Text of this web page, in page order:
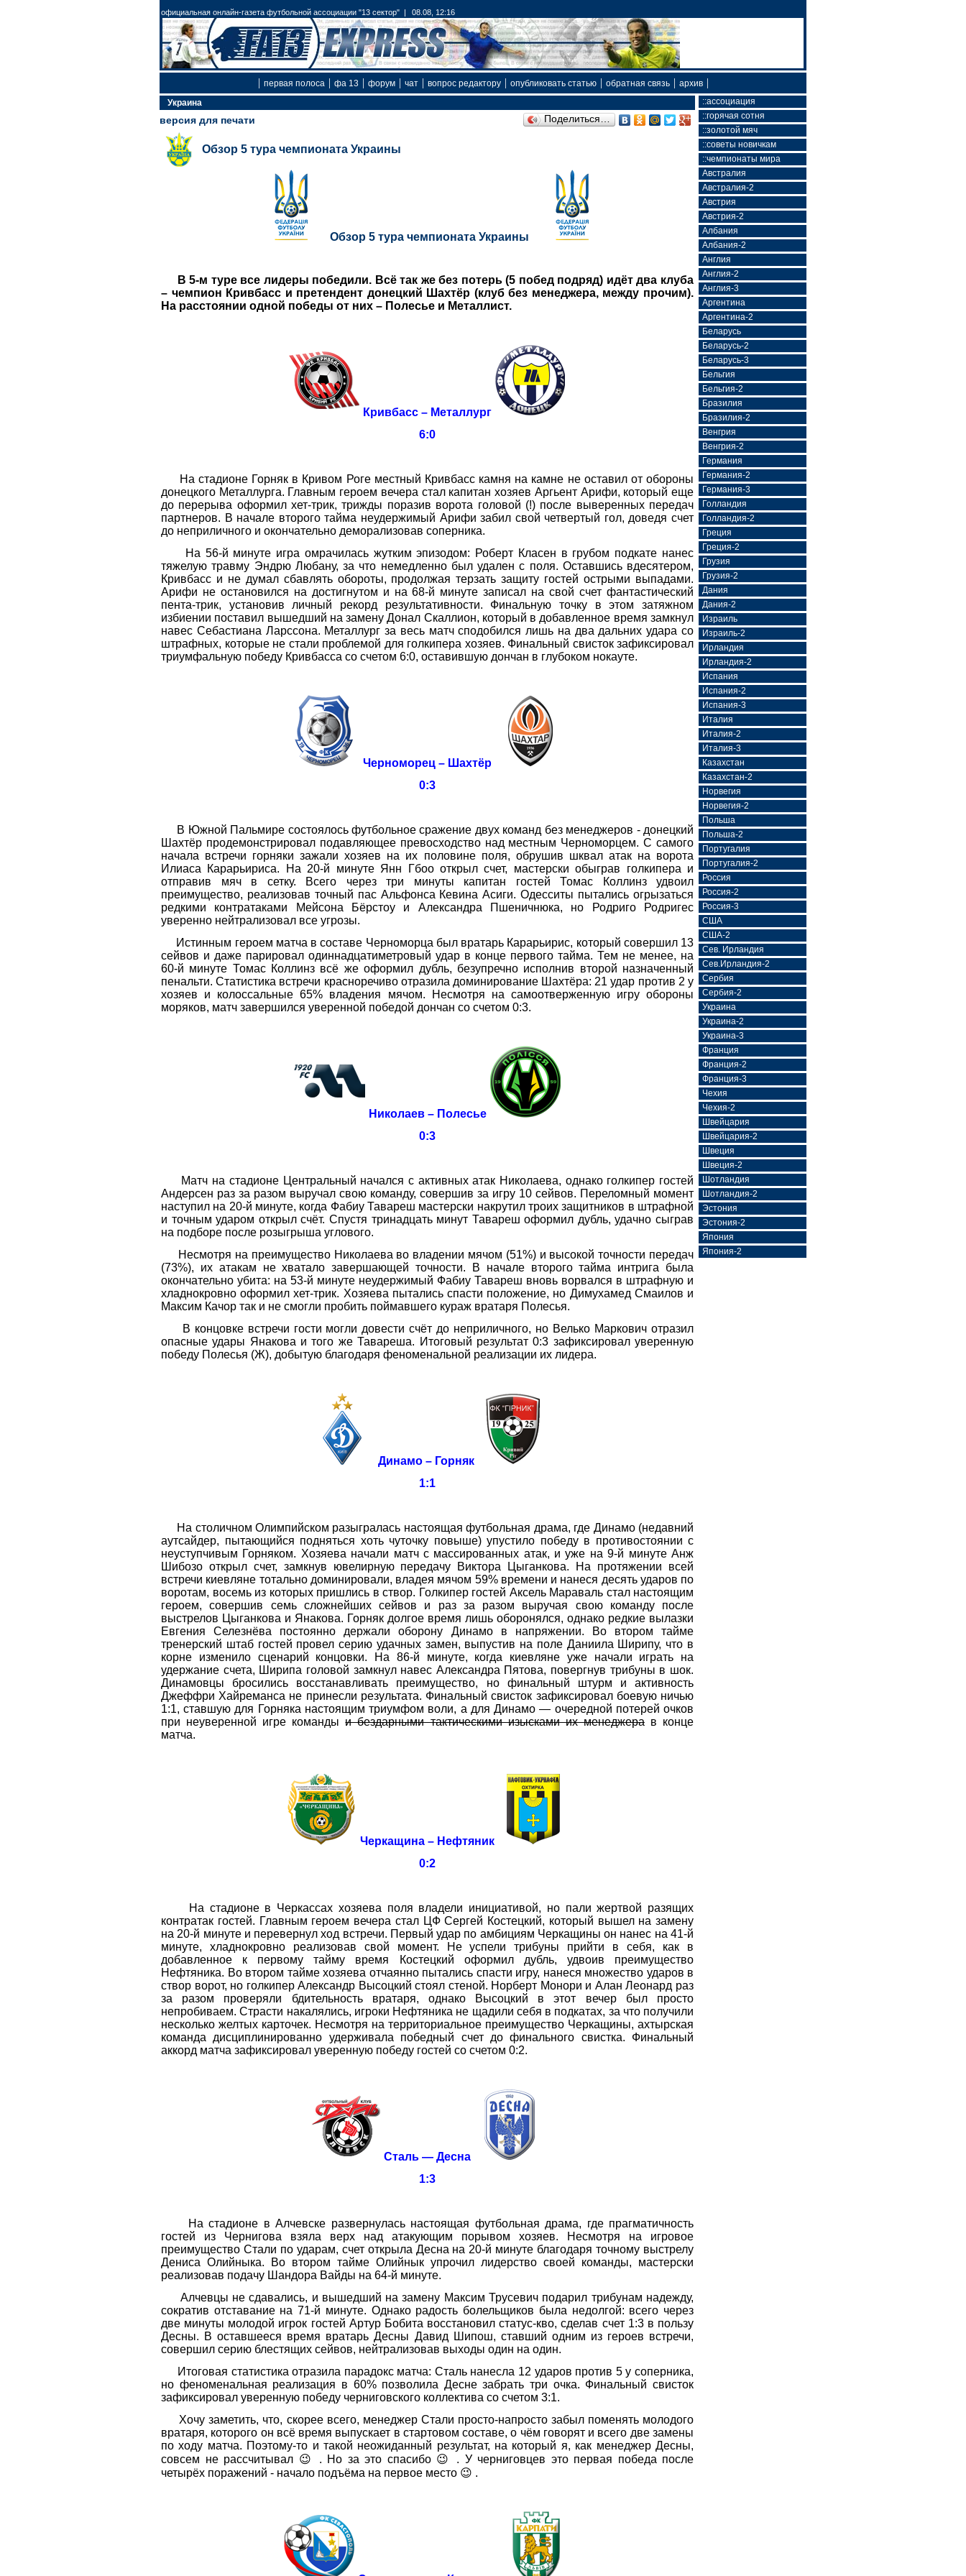
официальная онлайн-газета футбольной ассоциации "13 сектор" | 08.08, 12:16
| первая полоса | фа 13 | форум | чат | вопрос редактору | опубликовать статью | обратная связь | архив |
Украина
версия для печати Поделиться…
Обзор 5 тура чемпионата Украины
Обзор 5 тура чемпионата Украины
В 5-м туре все лидеры победили. Всё так же без потерь (5 побед подряд) идёт два клуба
– чемпион Кривбасс и претендент донецкий Шахтёр (клуб без менеджера, между прочим).
На расстоянии одной победы от них – Полесье и Металлист.
Кривбасс – Металлург
6:0
На стадионе Горняк в Кривом Роге местный Кривбасс камня на камне не оставил от обороны
донецкого Металлурга. Главным героем вечера стал капитан хозяев Аргьент Арифи, который еще
до перерыва оформил хет-трик, трижды поразив ворота головой (!) после выверенных передач
партнеров. В начале второго тайма неудержимый Арифи забил свой четвертый гол, доведя счет
до неприличного и окончательно деморализовав соперника.
На 56-й минуте игра омрачилась жутким эпизодом: Роберт Класен в грубом подкате нанес
тяжелую травму Эндрю Любану, за что немедленно был удален с поля. Оставшись вдесятером,
Кривбасс и не думал сбавлять обороты, продолжая терзать защиту гостей острыми выпадами.
Арифи не остановился на достигнутом и на 68-й минуте записал на свой счет фантастический
пента-трик, установив личный рекорд результативности. Финальную точку в этом затяжном
избиении поставил вышедший на замену Донал Скаллион, который в добавленное время замкнул
навес Себастиана Ларссона. Металлург за весь матч сподобился лишь на два дальних удара со
штрафных, которые не стали проблемой для голкипера хозяев. Финальный свисток зафиксировал
триумфальную победу Кривбасса со счетом 6:0, оставившую дончан в глубоком нокауте.
Черноморец – Шахтёр
0:3
В Южной Пальмире состоялось футбольное сражение двух команд без менеджеров - донецкий
Шахтёр продемонстрировал подавляющее превосходство над местным Черноморцем. С самого
начала встречи горняки зажали хозяев на их половине поля, обрушив шквал атак на ворота
Илиаса Карарьириса. На 20-й минуте Янн Гбоо открыл счет, мастерски обыграв голкипера и
отправив мяч в сетку. Всего через три минуты капитан гостей Томас Коллинз удвоил
преимущество, реализовав точный пас Альфонса Кевина Асиги. Одесситы пытались огрызаться
редкими контратаками Мейсона Бёрстоу и Александра Пшеничнюка, но Родриго Родригес
уверенно нейтрализовал все угрозы.
Истинным героем матча в составе Черноморца был вратарь Карарьирис, который совершил 13
сейвов и даже парировал одиннадцатиметровый удар в конце первого тайма. Тем не менее, на
60-й минуте Томас Коллинз всё же оформил дубль, безупречно исполнив второй назначенный
пенальти. Статистика встречи красноречиво отразила доминирование Шахтёра: 21 удар против 2 у
хозяев и колоссальные 65% владения мячом. Несмотря на самоотверженную игру обороны
моряков, матч завершился уверенной победой дончан со счетом 0:3.
Николаев – Полесье
0:3
Матч на стадионе Центральный начался с активных атак Николаева, однако голкипер гостей
Андерсен раз за разом выручал свою команду, совершив за игру 10 сейвов. Переломный момент
наступил на 20-й минуте, когда Фабиу Тавареш мастерски накрутил троих защитников в штрафной
и точным ударом открыл счёт. Спустя тринадцать минут Тавареш оформил дубль, удачно сыграв
на подборе после розыгрыша углового.
Несмотря на преимущество Николаева во владении мячом (51%) и высокой точности передач
(73%), их атакам не хватало завершающей точности. В начале второго тайма интрига была
окончательно убита: на 53-й минуте неудержимый Фабиу Тавареш вновь ворвался в штрафную и
хладнокровно оформил хет-трик. Хозяева пытались спасти положение, но Димухамед Смаилов и
Максим Качор так и не смогли пробить поймавшего кураж вратаря Полесья.
В концовке встречи гости могли довести счёт до неприличного, но Велько Маркович отразил
опасные удары Янакова и того же Тавареша. Итоговый результат 0:3 зафиксировал уверенную
победу Полесья (Ж), добытую благодаря феноменальной реализации их лидера.
Динамо – Горняк
1:1
На столичном Олимпийском разыгралась настоящая футбольная драма, где Динамо (недавний
аутсайдер, пытающийся подняться хоть чуточку повыше) упустило победу в противостоянии с
неуступчивым Горняком. Хозяева начали матч с массированных атак, и уже на 9-й минуте Анж
Шибозо открыл счет, замкнув ювелирную передачу Виктора Цыганкова. На протяжении всей
встречи киевляне тотально доминировали, владея мячом 59% времени и нанеся десять ударов по
воротам, восемь из которых пришлись в створ. Голкипер гостей Аксель Мараваль стал настоящим
героем, совершив семь сложнейших сейвов и раз за разом выручая свою команду после
выстрелов Цыганкова и Янакова. Горняк долгое время лишь оборонялся, однако редкие вылазки
Евгения Селезнёва постоянно держали оборону Динамо в напряжении. Во втором тайме
тренерский штаб гостей провел серию удачных замен, выпустив на поле Даниила Ширипу, что в
корне изменило сценарий концовки. На 86-й минуте, когда киевляне уже начали играть на
удержание счета, Ширипа головой замкнул навес Александра Пятова, повергнув трибуны в шок.
Динамовцы бросились восстанавливать преимущество, но финальный штурм и активность
Джеффри Хайреманса не принесли результата. Финальный свисток зафиксировал боевую ничью
1:1, ставшую для Горняка настоящим триумфом воли, а для Динамо — очередной потерей очков
при неуверенной игре командыи бездарными тактическими изысками их менеджерав конце
матча.
Черкащина – Нефтяник
0:2
На стадионе в Черкассах хозяева поля владели инициативой, но пали жертвой разящих
контратак гостей. Главным героем вечера стал ЦФ Сергей Костецкий, который вышел на замену
на 20-й минуте и перевернул ход встречи. Первый удар по амбициям Черкащины он нанес на 41-й
минуте, хладнокровно реализовав свой момент. Не успели трибуны прийти в себя, как в
добавленное к первому тайму время Костецкий оформил дубль, удвоив преимущество
Нефтяника. Во втором тайме хозяева отчаянно пытались спасти игру, нанеся множество ударов в
створ ворот, но голкипер Александр Высоцкий стоял стеной. Норберт Монори и Алан Леонард раз
за разом проверяли бдительность вратаря, однако Высоцкий в этот вечер был просто
непробиваем. Страсти накалялись, игроки Нефтяника не щадили себя в подкатах, за что получили
несколько желтых карточек. Несмотря на территориальное преимущество Черкащины, ахтырская
команда дисциплинированно удерживала победный счет до финального свистка. Финальный
аккорд матча зафиксировал уверенную победу гостей со счетом 0:2.
Сталь — Десна
1:3
На стадионе в Алчевске развернулась настоящая футбольная драма, где прагматичность
гостей из Чернигова взяла верх над атакующим порывом хозяев. Несмотря на игровое
преимущество Стали по ударам, счет открыла Десна на 20-й минуте благодаря точному выстрелу
Дениса Олийныка. Во втором тайме Олийнык упрочил лидерство своей команды, мастерски
реализовав подачу Шандора Вайды на 64-й минуте.
Алчевцы не сдавались, и вышедший на замену Максим Трусевич подарил трибунам надежду,
сократив отставание на 71-й минуте. Однако радость болельщиков была недолгой: всего через
две минуты молодой игрок гостей Артур Бобита восстановил статус-кво, сделав счет 1:3 в пользу
Десны. В оставшееся время вратарь Десны Давид Шипош, ставший одним из героев встречи,
совершил серию блестящих сейвов, нейтрализовав выходы один на один.
Итоговая статистика отразила парадокс матча: Сталь нанесла 12 ударов против 5 у соперника,
но феноменальная реализация в 60% позволила Десне забрать три очка. Финальный свисток
зафиксировал уверенную победу черниговского коллектива со счетом 3:1.
Хочу заметить, что, скорее всего, менеджер Стали просто-напросто забыл поменять молодого
вратаря, которого он всё время выпускает в стартовом составе, о чём говорят и всего две замены
по ходу матча. Поэтому-то и такой неожиданный результат, на который я, как менеджер Десны,
совсем не рассчитывал 😉 . Но за это спасибо 😉 . У черниговцев это первая победа после
четырёх поражений - начало подъёма на первое место 😉 .
::ассоциация
::горячая сотня
::золотой мяч
::советы новичкам
::чемпионаты мира
Австралия
Австралия-2
Австрия
Австрия-2
Албания
Албания-2
Англия
Англия-2
Англия-3
Аргентина
Аргентина-2
Беларусь
Беларусь-2
Беларусь-3
Бельгия
Бельгия-2
Бразилия
Бразилия-2
Венгрия
Венгрия-2
Германия
Германия-2
Германия-3
Голландия
Голландия-2
Греция
Греция-2
Грузия
Грузия-2
Дания
Дания-2
Израиль
Израиль-2
Ирландия
Ирландия-2
Испания
Испания-2
Испания-3
Италия
Италия-2
Италия-3
Казахстан
Казахстан-2
Норвегия
Норвегия-2
Польша
Польша-2
Португалия
Португалия-2
Россия
Россия-2
Россия-3
США
США-2
Сев. Ирландия
Сев.Ирландия-2
Сербия
Сербия-2
Украина
Украина-2
Украина-3
Франция
Франция-2
Франция-3
Чехия
Чехия-2
Швейцария
Швейцария-2
Швеция
Швеция-2
Шотландия
Шотландия-2
Эстония
Эстония-2
Япония
Япония-2